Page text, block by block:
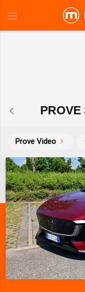
PROVE
Prove Video